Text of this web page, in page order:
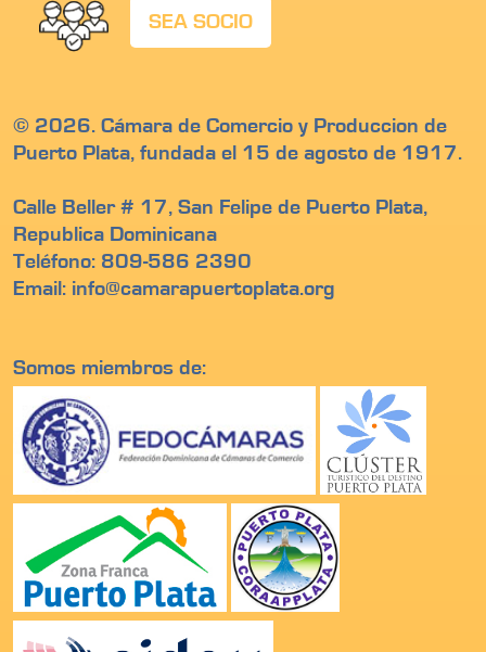
SEA SOCIO
© 2026. Cámara de Comercio y Produccion de
Puerto Plata, fundada el 15 de agosto de 1917.
Calle Beller # 17, San Felipe de Puerto Plata,
Republica Dominicana
Teléfono: 809-586 2390
Email: info@camarapuertoplata.org
Somos miembros de: